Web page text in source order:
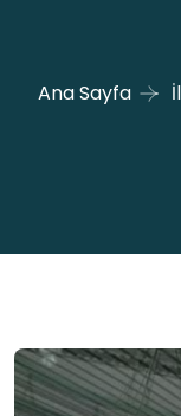
Ana Sayfa